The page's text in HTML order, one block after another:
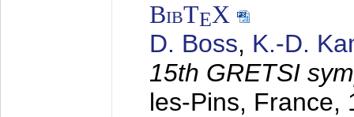
BibTEX
D. Boss, K.-D.
15th GRETSI
les-Pins, France,